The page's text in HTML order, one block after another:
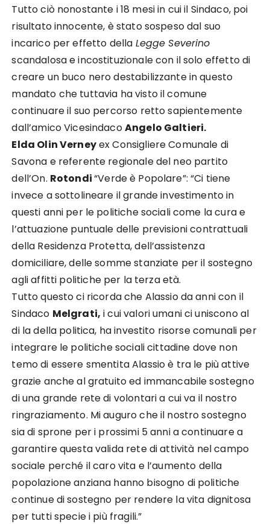
Tutto ciò nonostante i 18 mesi in cui il Sindaco, poi
risultato innocente, è stato sospeso dal suo
incarico pereffetto della Legge Severino
scandalosa e incostituzionale con il solo effetto di
creare un buco nerodestabilizzante in questo
mandato che tuttavia ha visto il comune
continuare il suo percorso rettosapientemente
dall’amico VicesindacoAngelo Galtieri.
Elda Olin Verneyex Consigliere Comunale di
Savona e referente regionale del neo partito
dell’On. Rotondi“Verde è Popolare”: “Ci tiene
invece a sottolineare il grande investimento in
questi anni per le politichesociali come la cura e
l’attuazione puntuale delle previsioni contrattuali
della Residenza Protetta,dell’assistenza
domiciliare, delle somme stanziate per il sostegno
agli affitti politiche per la terza età.
Tutto questo ci ricorda che Alassio da anni con il
Sindaco Melgrati, i cui valori umani ci uniscono al
di ladella politica, ha investito risorse comunali per
integrare le politiche sociali cittadine dove non
temo di essere smentita Alassio è tra le più attive
grazie anche al gratuito ed immancabile sostegno
di una grande rete di volontari a cui va il nostro
ringraziamento. Mi auguro che il nostro sostegno
sia di sprone per i prossimi 5 anni a continuare a
garantire questa valida rete di attività nel campo
sociale perché il caro vita e l’aumento della
popolazione anziana hanno bisogno di politiche
continue di sostegno per rendere la vita dignitosa
per tutti specie i più fragili.”